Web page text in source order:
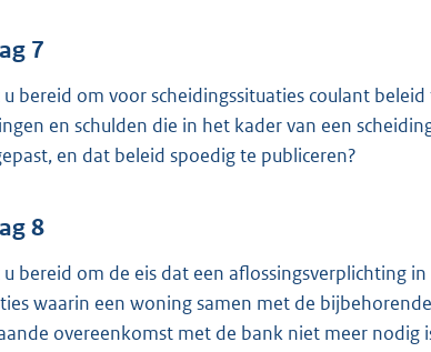
7
u bereid om voor scheidingssituaties coulant
en schulden die in het kader van een
en dat beleid spoedig te publiceren?
8
u bereid om de eis dat een aflossingsverplichting
waarin een woning samen met de
overeenkomst met de bank niet meer nodig